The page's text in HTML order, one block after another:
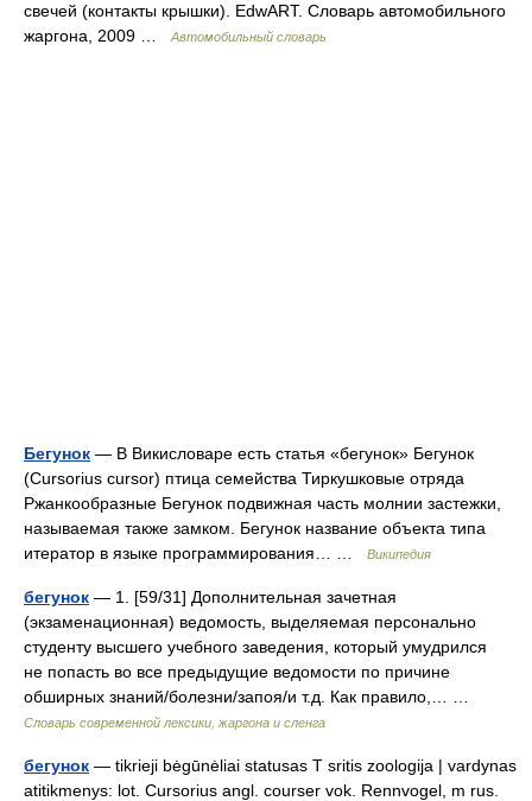
свечей (контакты крышки). EdwART. Словарь автомобильного
жаргона, 2009 …
Автомобильный словарь
Бегунок — В Викисловаре есть статья «бегунок» Бегунок
(Cursorius cursor) птица семейства Тиркушковые отряда
Ржанкообразные Бегунок подвижная часть молнии застежки,
называемая также замком. Бегунок название объекта типа
итератор в языке программирования… …
Википедия
бегунок — 1. [59/31] Дополнительная зачетная
(экзаменационная) ведомость, выделяемая персонально
студенту высшего учебного заведения, который умудрился
не попасть во все предыдущие ведомости по причине
обширных знаний/болезни/запоя/и т.д. Как правило,… …
Cловарь современной лексики, жаргона и сленга
бегунок — tikrieji bėgūnėliai statusas T sritis zoologija | vardynas
atitikmenys: lot. Cursorius angl. courser vok. Rennvogel, m rus.